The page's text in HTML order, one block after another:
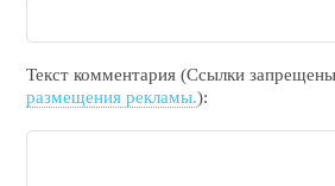
Текст комментария (Ссылки
размещения рекламы.):